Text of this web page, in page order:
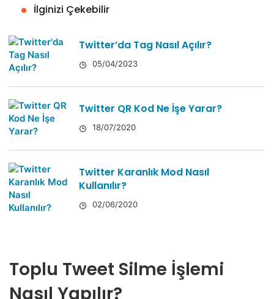
İlginizi Çekebilir
Twitter’da Tag Nasıl Açılır?
05/04/2023
Twitter QR Kod Ne İşe Yarar?
18/07/2020
Twitter Karanlık Mod Nasıl
Kullanılır?
02/06/2020
Toplu Tweet Silme İşlemi
Nasıl Yapılır?